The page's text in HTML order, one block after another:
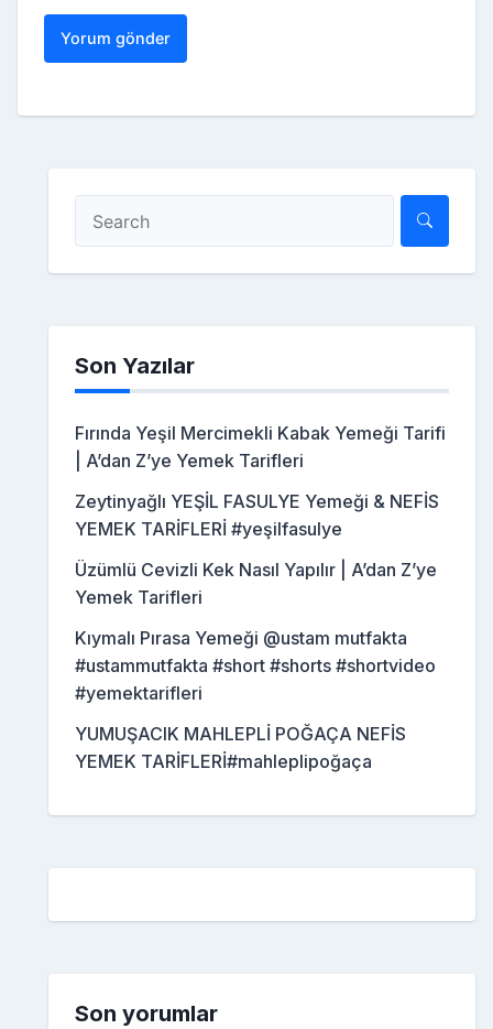
Son Yazılar
Fırında Yeşil Mercimekli Kabak Yemeği Tarifi
| A’dan Z’ye Yemek Tarifleri
Zeytinyağlı YEŞİL FASULYE Yemeği & NEFİS
YEMEK TARİFLERİ #yeşilfasulye
Üzümlü Cevizli Kek Nasıl Yapılır | A’dan Z’ye
Yemek Tarifleri
Kıymalı Pırasa Yemeği @ustam mutfakta
#ustammutfakta #short #shorts #shortvideo
#yemektarifleri
YUMUŞACIK MAHLEPLİ POĞAÇA NEFİS
YEMEK TARİFLERİ#mahleplipoğaça
Son yorumlar